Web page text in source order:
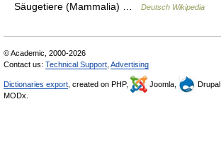
Säugetiere (Mammalia) …
Deutsch Wikipedia
© Academic, 2000-2026
Contact us: Technical Support Advertising
Dictionaries export , created on PHP, Joomla, Drupal,
MODx.